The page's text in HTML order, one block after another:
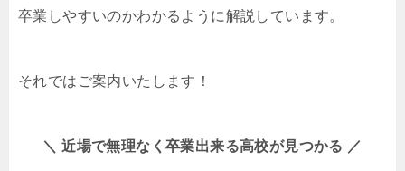
卒業しやすいのかわかるように解説しています。
それではご案内いたします！
＼ 近場で無理なく卒業出来る高校が見つかる ／